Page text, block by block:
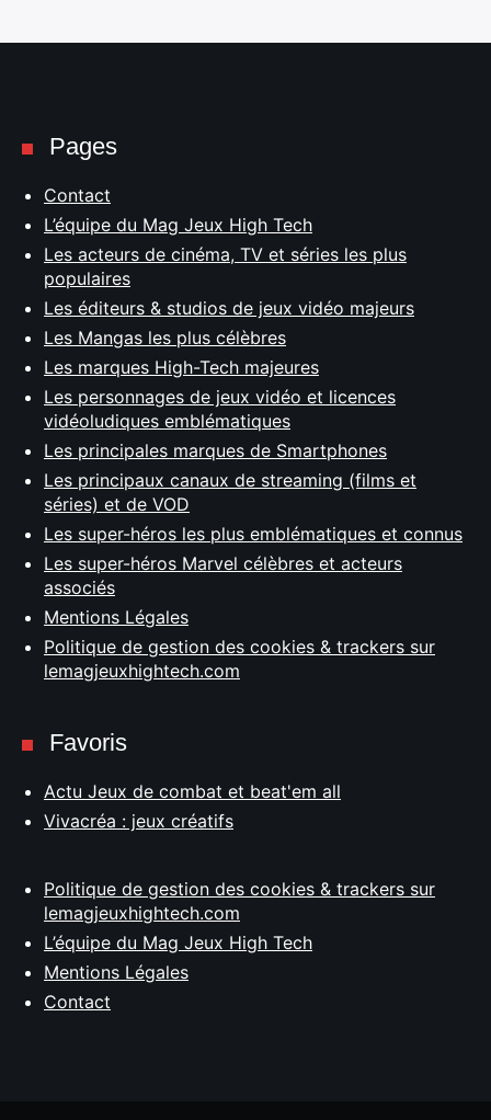
Pages
Contact
L’équipe du Mag Jeux High Tech
Les acteurs de cinéma, TV et séries les plus
populaires
Les éditeurs & studios de jeux vidéo majeurs
Les Mangas les plus célèbres
Les marques High-Tech majeures
Les personnages de jeux vidéo et licences
vidéoludiques emblématiques
Les principales marques de Smartphones
Les principaux canaux de streaming (films et
séries) et de VOD
Les super-héros les plus emblématiques et connus
Les super-héros Marvel célèbres et acteurs
associés
Mentions Légales
Politique de gestion des cookies & trackers sur
lemagjeuxhightech.com
Favoris
Actu Jeux de combat et beat'em all
Vivacréa : jeux créatifs
Politique de gestion des cookies & trackers sur
lemagjeuxhightech.com
L’équipe du Mag Jeux High Tech
Mentions Légales
Contact